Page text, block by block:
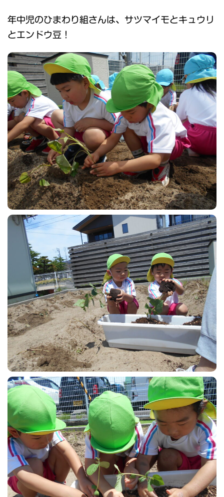
年中児のひまわり組さんは、サツマイモとキュウリ
とエンドウ豆！